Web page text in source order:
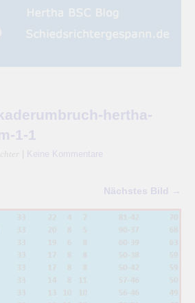
hertha-
1-1
Keine Kommentare
Nächstes Bild →